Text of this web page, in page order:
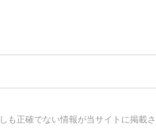
正確でない情報が当サイトに掲載